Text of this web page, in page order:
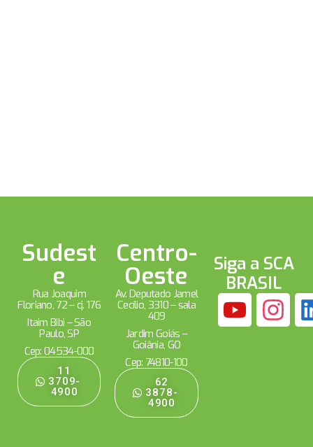
Sudest
e
Rua Joaquim
Floriano, 72 – cj. 176
Itaim Bibi – São
Paulo, SP
Cep: 04534-000
11
3709-
4900
Centro-
Oeste
Av. Deputado Jamel
Cecílio, 3310 – sala
409
Jardim Goiás –
Goiânia, GO
Cep: 74810-100
62
3878-
4900
Siga a SCA
BRASIL